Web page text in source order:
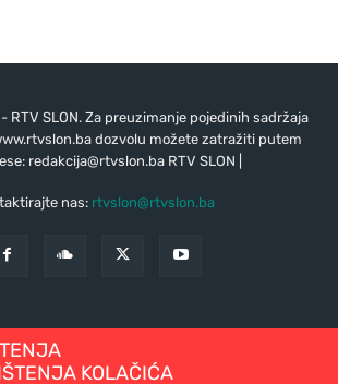
SLON. Za preuzimanje pojedinih sadržaja
dozvolu možete zatražiti putem
redakcija@rtvslon.baRTV SLON |
nas: rtvslon@rtvslon.ba
KOLAČIĆA